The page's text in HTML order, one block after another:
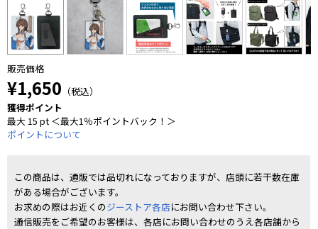
販売価格
¥1,650 （税込）
獲得ポイント
最大 15 pt ＜最大1％ポイントバック！＞
ポイントについて
この商品は、通販では品切れになっておりますが、店頭に若干数在庫
がある場合がございます。
お求めの際はお近くのジーストア各店にお問い合わせ下さい。
通信販売をご希望のお客様は、各店にお問い合わせのうえ各店舗から